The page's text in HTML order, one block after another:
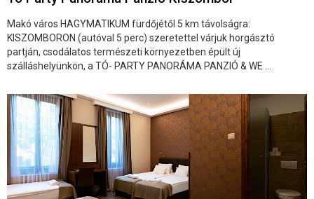
Makó város HAGYMATIKUM fürdőjétől 5 km távolságra:
KISZOMBORON (autóval 5 perc) szeretettel várjuk horgásztó
partján, csodálatos természeti környezetben épült új
szálláshelyünkön, a TÓ- PARTY PANORÁMA PANZIÓ & WE ...